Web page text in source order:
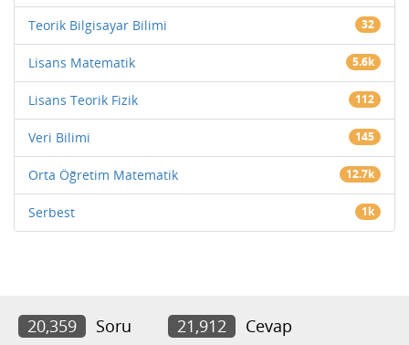
Teorik Bilgisayar Bilimi 32
Lisans Matematik 5.6k
Lisans Teorik Fizik 112
Veri Bilimi 145
Orta Öğretim Matematik 12.7k
Serbest 1k
20,359 Soru 21,912 Cevap